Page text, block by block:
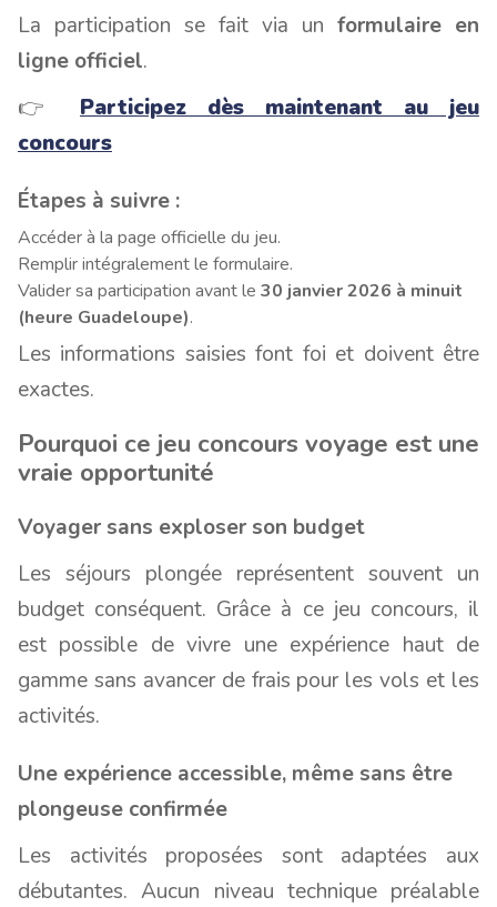
La participation se fait via un formulaire en
ligne officiel.
👉 Participez dès maintenant au jeu
concours
Étapes à suivre :
Accéder à la page officielle du jeu.
Remplir intégralement le formulaire.
Valider sa participation avant le 30 janvier 2026 à minuit
(heure Guadeloupe).
Les informations saisies font foi et doivent être
exactes.
Pourquoi ce jeu concours voyage est une
vraie opportunité
Voyager sans exploser son budget
Les séjours plongée représentent souvent un
budget conséquent. Grâce à ce jeu concours, il
est possible de vivre une expérience haut de
gamme sans avancer de frais pour les vols et les
activités.
Une expérience accessible, même sans être
plongeuse confirmée
Les activités proposées sont adaptées aux
débutantes. Aucun niveau technique préalable